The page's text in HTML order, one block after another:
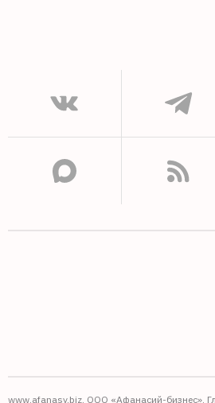
www.afanasy.biz. ООО «Афанасий-бизнес».